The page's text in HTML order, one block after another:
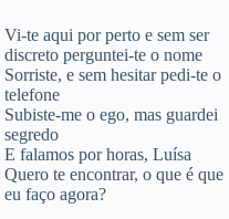
Vi-te aqui por perto e sem ser
discreto perguntei-te o nome
Sorriste, e sem hesitar pedi-te o
telefone
Subiste-me o ego, mas guardei
segredo
E falamos por horas, Luísa
Quero te encontrar, o que é que
eu faço agora?